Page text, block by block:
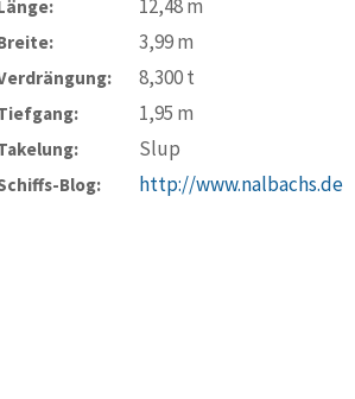
12,48m
3,99m
8,300t
1,95 m
Slup
Blog: http://www.nalbachs.de